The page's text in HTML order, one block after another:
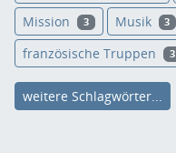
Mission 3 Musik 3
französische Truppen 3
weitere Schlagwörter...